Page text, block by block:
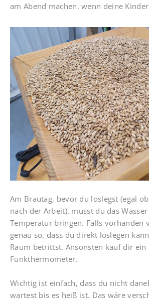
am Abend machen, wenn deine
Am Brautag, bevor du loslegst (egal
nach der Arbeit), musst du das
Temperatur bringen. Falls vorhanden
genau so, dass du direkt loslegen
Raum betrittst. Ansonsten kauf dir ein
Funkthermometer.
Wichtig ist einfach, dass du nicht
wartest bis es heiß ist. Das wäre